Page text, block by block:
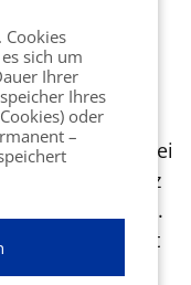
Teilnehmer
der
beglückte
Speisen. Bei
welch Schatz
erweckt wurde.
ausgezahlt, ist
doch ein
Cookies
sich um
Ihrer
Ihres
oder
–